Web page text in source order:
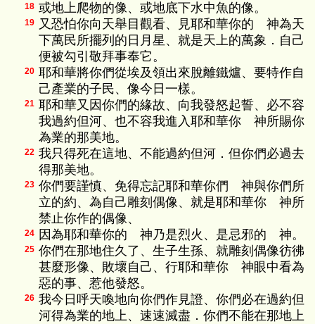
18 或地上爬物的像、或地底下水中魚的像。
19 又恐怕你向天舉目觀看、見耶和華你的 神為天
下萬民所擺列的日月星、就是天上的萬象．自己
便被勾引敬拜事奉它。
20 耶和華將你們從埃及領出來脫離鐵爐、要特作自
己產業的子民、像今日一樣。
21 耶和華又因你們的緣故、向我發怒起誓、必不容
我過約但河、也不容我進入耶和華你 神所賜你
為業的那美地。
22 我只得死在這地、不能過約但河．但你們必過去
得那美地。
23 你們要謹慎、免得忘記耶和華你們 神與你們所
立的約、為自己雕刻偶像、就是耶和華你 神所
禁止你作的偶像、
24 因為耶和華你的 神乃是烈火、是忌邪的 神。
25 你們在那地住久了、生子生孫、就雕刻偶像彷彿
甚麼形像、敗壞自己、行耶和華你 神眼中看為
惡的事、惹他發怒。
26 我今日呼天喚地向你們作見證、你們必在過約但
河得為業的地上、速速滅盡．你們不能在那地上